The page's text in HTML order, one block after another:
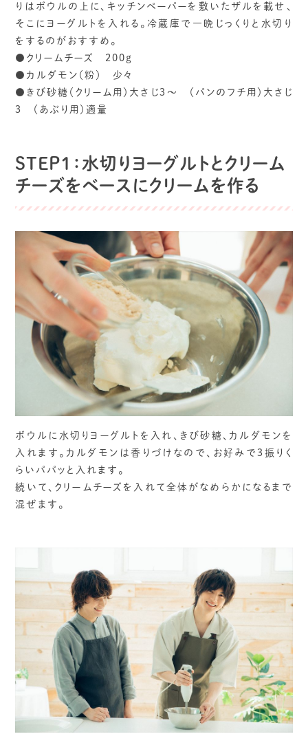
りはボウルの上に、キッチンペーパーを敷いたザルを載せ、
そこにヨーグルトを入れる。冷蔵庫で一晩じっくりと水切り
をするのがおすすめ。
●クリームチーズ 200ｇ
●カルダモン（粉） 少々
●きび砂糖（クリーム用）大さじ３～ （パンのフチ用）大さじ
３ （あぶり用）適量
STEP1：水切りヨーグルトとクリーム
チーズをベースにクリームを作る
ボウルに水切りヨーグルトを入れ、きび砂糖、カルダモンを
入れます。カルダモンは香りづけなので、お好みで３振りく
らいパパッと入れます。
続いて、クリームチーズを入れて全体がなめらかになるまで
混ぜます。